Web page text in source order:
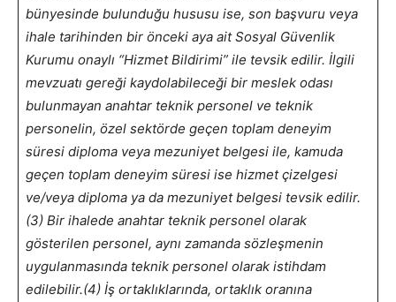
bünyesinde bulunduğu hususu ise, son başvuru veya
ihale tarihinden bir önceki aya ait Sosyal Güvenlik
Kurumu onaylı “Hizmet Bildirimi” ile tevsik edilir. İlgili
mevzuatı gereği kaydolabileceği bir meslek odası
bulunmayan anahtar teknik personel ve teknik
personelin, özel sektörde geçen toplam deneyim
süresi diploma veya mezuniyet belgesi ile, kamuda
geçen toplam deneyim süresi ise hizmet çizelgesi
ve/veya diploma ya da mezuniyet belgesi tevsik edilir.
(3) Bir ihalede anahtar teknik personel olarak
gösterilen personel, aynı zamanda sözleşmenin
uygulanmasında teknik personel olarak istihdam
edilebilir.(4) İş ortaklıklarında, ortaklık oranına